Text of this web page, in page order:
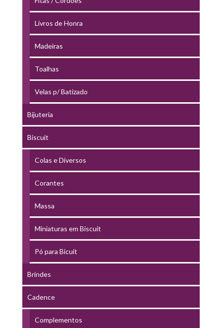
Livros de Honra
Madeiras
Toalhas
Velas p/ Batizado
Bijuteria
Biscuit
Colas e Diversos
Corantes
Massa
Miniaturas em Biscuit
Pó para Bicuit
Brindes
Cadence
Complementos